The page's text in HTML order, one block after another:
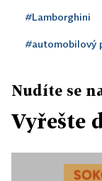
#Lamborghini
#automobilový
Nudíte se
Vyřešte